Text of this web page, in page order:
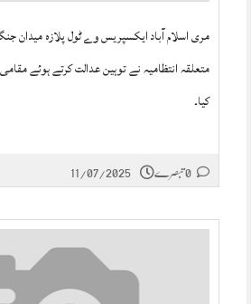
مری اسلام آباد ایکسپریس وے ٹول پلازہ میدان
متعلقہ انتظامیہ نے توہین عدالت کرتے ہوئے
کیا۔
11/07/2025